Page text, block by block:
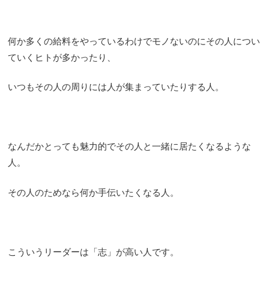
何か多くの給料をやっているわけでモノないのにその人につい
ていくヒトが多かったり、
いつもその人の周りには人が集まっていたりする人。
なんだかとっても魅力的でその人と一緒に居たくなるような
人。
その人のためなら何か手伝いたくなる人。
こういうリーダーは「志」が高い人です。